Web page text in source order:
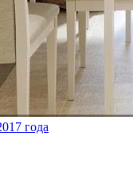
года